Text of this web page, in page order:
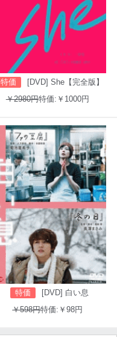
特価
[DVD] She【完全版】
￥2980円特価:￥1000円
特価
[DVD] 白い息
￥598円特価:￥98円